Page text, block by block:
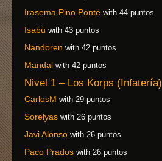
Irasema Pino Ponte with 44 puntos
Isabú with 43 puntos
Nandoren with 42 puntos
Mandai with 42 puntos
Nivel 1 – Los Korps (Infatería)
CarlosM with 29 puntos
Sorelyas with 26 puntos
Javi Alonso with 26 puntos
Paco Prados with 26 puntos